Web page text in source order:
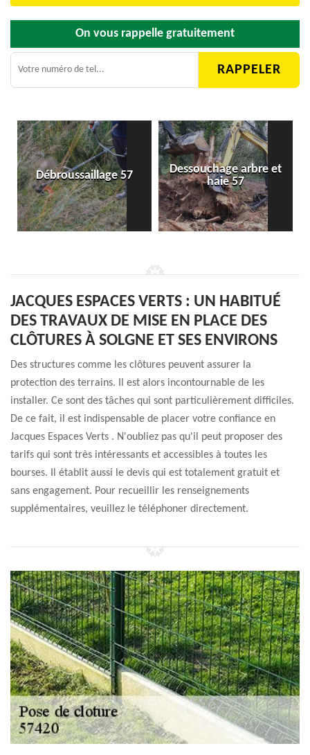
On vous rappelle gratuitement
Débroussaillage 57
Dessouchage arbre et
haie 57
JACQUES ESPACES VERTS : UN HABITUÉ
DES TRAVAUX DE MISE EN PLACE DES
CLÔTURES À SOLGNE ET SES ENVIRONS
Des structures comme les clôtures peuvent assurer la
protection des terrains. Il est alors incontournable de les
installer. Ce sont des tâches qui sont particulièrement difficiles.
De ce fait, il est indispensable de placer votre confiance en
Jacques Espaces Verts . N'oubliez pas qu'il peut proposer des
tarifs qui sont très intéressants et accessibles à toutes les
bourses. Il établit aussi le devis qui est totalement gratuit et
sans engagement. Pour recueillir les renseignements
supplémentaires, veuillez le téléphoner directement.